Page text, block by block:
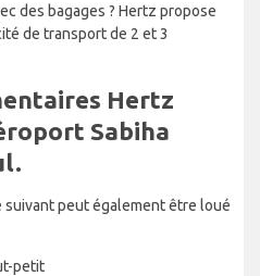
des bagages ? Hertz propose
de transport de 2 et 3
Hertz
Sabiha
peut également être loué
petit